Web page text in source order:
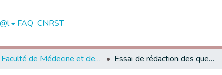
FAQ CNRST
Faculté de Médecine et de Pharmacie - Casablanca Essai de rédaction des questions d'internat et de résidanat en neurochirurgie